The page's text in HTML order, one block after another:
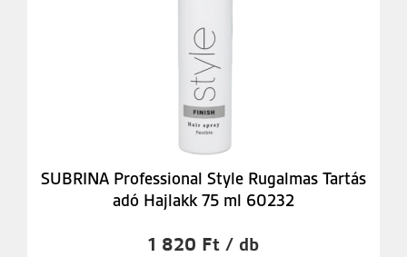
SUBRINA Professional Style Rugalmas Tartás
adó Hajlakk 75 ml 60232
1 820 Ft / db